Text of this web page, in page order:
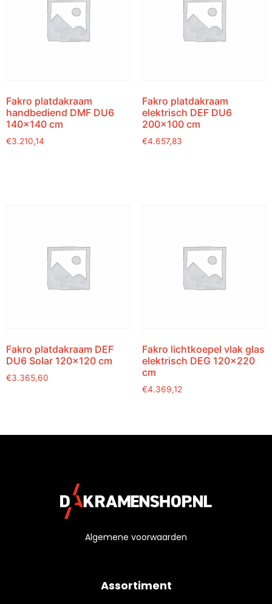
Fakro platdakraam
handbediend DMF DU6
140×140 cm
€3.210,14
Fakro platdakraam
elektrisch DEF DU6
200×100 cm
€4.657,83
Fakro platdakraam DEF
DU6 Solar 120×120 cm
€3.365,60
Fakro lichtkoepel vlak glas
elektrisch DEG 120×220
cm
€4.369,12
Algemene voorwaarden
Assortiment